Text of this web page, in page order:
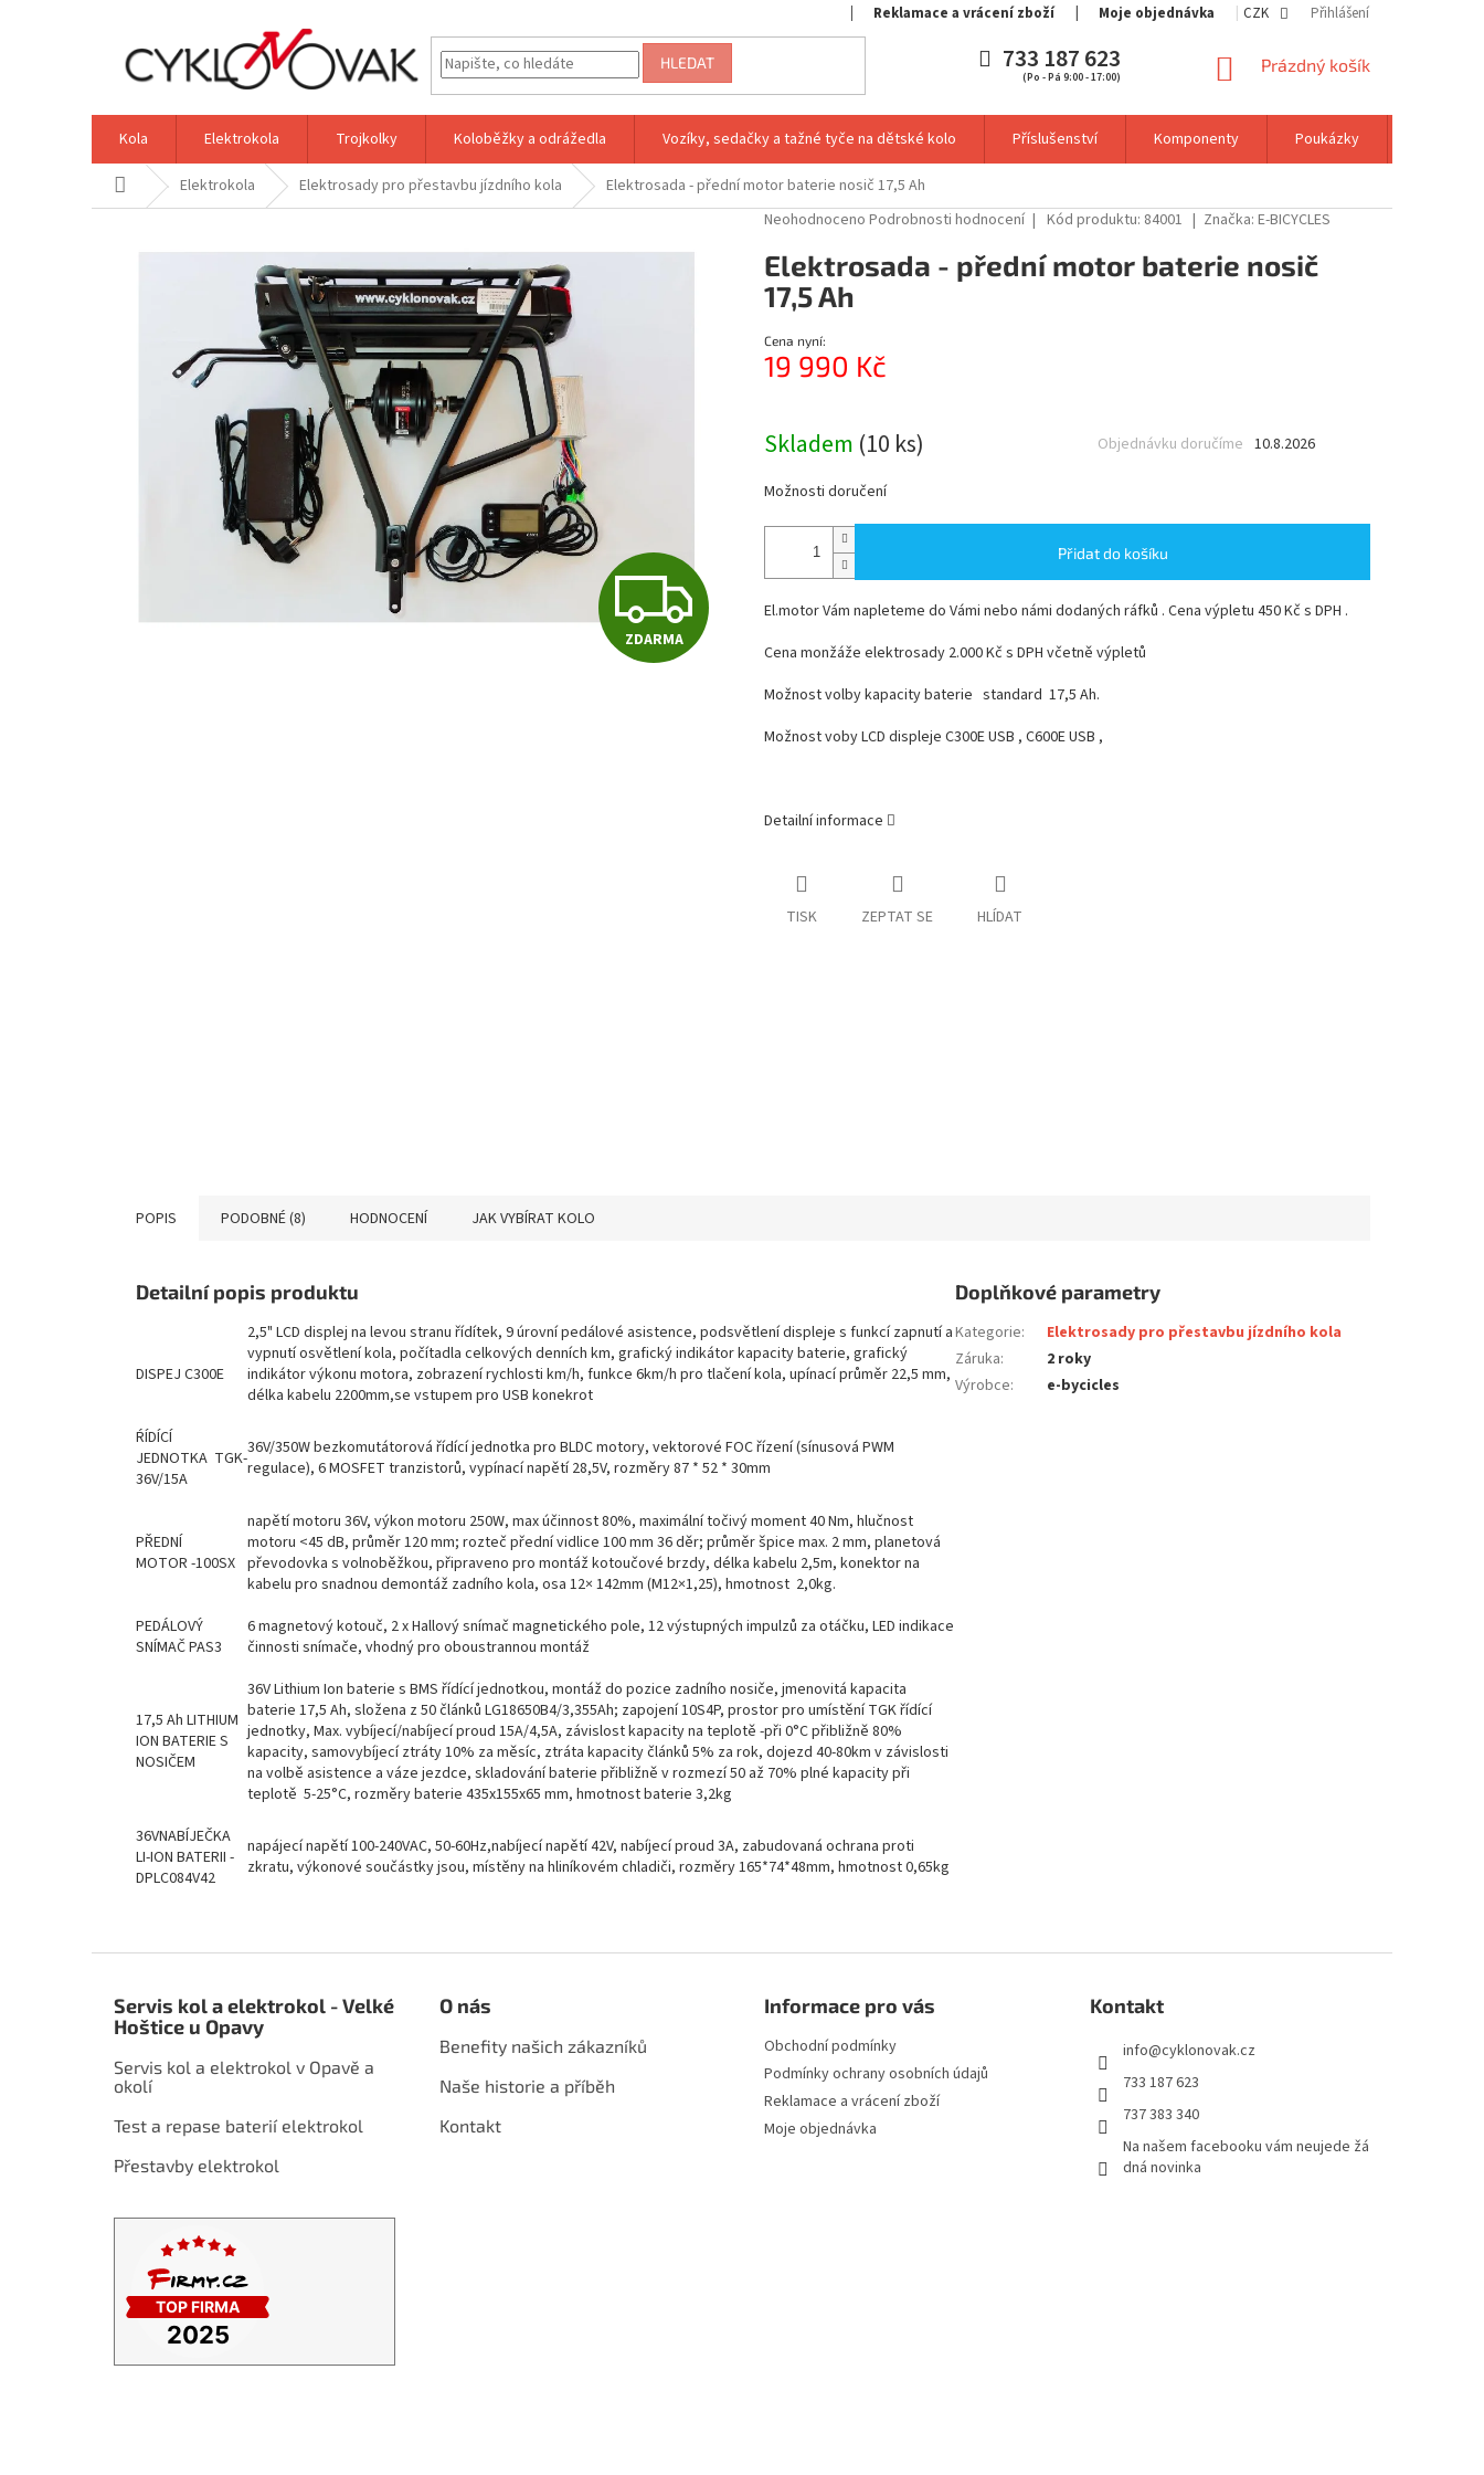
Reklamace a vrácení zboží Moje objednávka CZK Přihlášení
HLEDAT 733 187 623
(Po - Pá 9:00 - 17:00)
NÁKUPNÍ
Prázdný košík
Kola Elektrokola Trojkolky Koloběžky a odrážedla Vozíky, sedačky a tažné tyče na dětské kolo Příslušenství Komponenty Poukázky
Domů Elektrokola Elektrosady pro přestavbu jízdního kola Elektrosada - přední motor baterie nosič 17,5 Ah
Z
D
ZDARMA
Průměrné
produktu
je
0,0
5
hvězdiček.
Neohodnoceno Podrobnosti hodnocení Kód produktu: 84001 Značka:E-BICYCLES
Elektrosada - přední motor baterie nosič
17,5 Ah
Cena nyní:
19 990 Kč
Skladem (10 ks) 10.8.2026
Objednávku doručíme
Možnosti doručení
Přidat do košíku
El.motor Vám napleteme do Vámi nebo námi dodaných ráfků . Cena výpletu 450 Kč s DPH .
Cena monžáže elektrosady 2.000 Kč s DPH včetně výpletů
Možnost volby kapacity baterie standard 17,5 Ah.
Možnost voby LCD displeje C300E USB , C600E USB ,
Detailní informace
TISK ZEPTAT SE HLÍDAT
POPIS PODOBNÉ (8) HODNOCENÍ JAK VYBÍRAT KOLO
Detailní popis produktu
DISPEJ C300E
2,5" LCD displej na levou stranu řídítek, 9 úrovní pedálové asistence, podsvětlení displeje s funkcí zapnutí a
vypnutí osvětlení kola, počítadla celkových denních km, grafický indikátor kapacity baterie, grafický
indikátor výkonu motora, zobrazení rychlosti km/h, funkce 6km/h pro tlačení kola, upínací průměr 22,5 mm,
délka kabelu 2200mm,se vstupem pro USB konekrot
ŔÍDÍCÍ
JEDNOTKA TGK-
36V/15A
36V/350W bezkomutátorová řídící jednotka pro BLDC motory, vektorové FOC řízení (sínusová PWM
regulace), 6 MOSFET tranzistorů, vypínací napětí 28,5V, rozměry 87 * 52 * 30mm
PŘEDNÍ
MOTOR -100SX
napětí motoru 36V, výkon motoru 250W, max účinnost 80%, maximální točivý moment 40 Nm, hlučnost
motoru <45 dB, průměr 120 mm; rozteč přední vidlice 100 mm 36 děr; průměr špice max. 2 mm, planetová
převodovka s volnoběžkou, připraveno pro montáž kotoučové brzdy, délka kabelu 2,5m, konektor na
kabelu pro snadnou demontáž zadního kola, osa 12× 142mm (M12×1,25), hmotnost 2,0kg.
PEDÁLOVÝ
SNÍMAČ PAS3
6 magnetový kotouč, 2 x Hallový snímač magnetického pole, 12 výstupných impulzů za otáčku, LED indikace
činnosti snímače, vhodný pro oboustrannou montáž
17,5 Ah LITHIUM
ION BATERIE S
NOSIČEM
36V Lithium Ion baterie s BMS řídící jednotkou, montáž do pozice zadního nosiče, jmenovitá kapacita
baterie 17,5 Ah, složena z 50 článků LG18650B4/3,355Ah; zapojení 10S4P, prostor pro umístění TGK řídící
jednotky, Max. vybíjecí/nabíjecí proud 15A/4,5A, závislost kapacity na teplotě -při 0°C přibližně 80%
kapacity, samovybíjecí ztráty 10% za měsíc, ztráta kapacity článků 5% za rok, dojezd 40-80km v závislosti
na volbě asistence a váze jezdce, skladování baterie přibližně v rozmezí 50 až 70% plné kapacity při
teplotě 5-25°C, rozměry baterie 435x155x65 mm, hmotnost baterie 3,2kg
36VNABÍJEČKA
LI-ION BATERII -
DPLC084V42
napájecí napětí 100-240VAC, 50-60Hz,nabíjecí napětí 42V, nabíjecí proud 3A, zabudovaná ochrana proti
zkratu, výkonové součástky jsou, místěny na hliníkovém chladiči, rozměry 165*74*48mm, hmotnost 0,65kg
Doplňkové parametry
Kategorie:
Elektrosady pro přestavbu jízdního kola
Záruka:
2 roky
Výrobce: e-bycicles
Servis kol a elektrokol - Velké
Hoštice u Opavy
Servis kol a elektrokol v Opavě a
okolí
Test a repase baterií elektrokol
Přestavby elektrokol
O nás
Benefity našich zákazníků
Naše historie a příběh
Kontakt
Informace pro vás
Obchodní podmínky
Podmínky ochrany osobních údajů
Reklamace a vrácení zboží
Moje objednávka
Kontakt
info@cyklonovak.cz
733 187 623
737 383 340
Na našem facebooku vám neujede žá
dná novinka